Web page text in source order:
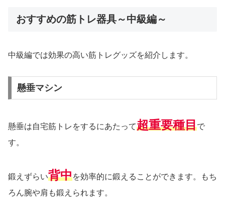
おすすめの筋トレ器具～中級編～
中級編では効果の高い筋トレグッズを紹介します。
懸垂マシン
懸垂は自宅筋トレをするにあたって超重要種目で
す。
鍛えずらい背中を効率的に鍛えることができます。もち
ろん腕や肩も鍛えられます。